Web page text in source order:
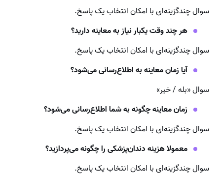
سوال چندگزینه‌ای با امکان انتخاب یک پاسخ.
هر چند وقت یکبار نیاز به معاینه دارید؟
سوال چندگزینه‌ای با امکان انتخاب یک پاسخ.
آیا زمان معاینه به اطلاع‌رسانی می‌شود؟
سوال «بله / خیر»
زمان معاینه چگونه به شما اطلاع‌رسانی می‌شود؟
سوال چندگزینه‌ای با امکان انتخاب یک پاسخ.
معمولا هزینه دندان‌پزشکی را چگونه می‌پردازید؟
سوال چندگزینه‌ای با امکان انتخاب یک پاسخ.